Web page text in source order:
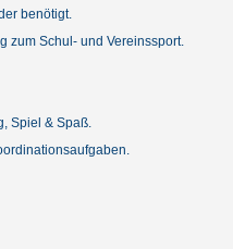
benötigt.
zum Schul- und Vereinssport.
Spiel & Spaß.